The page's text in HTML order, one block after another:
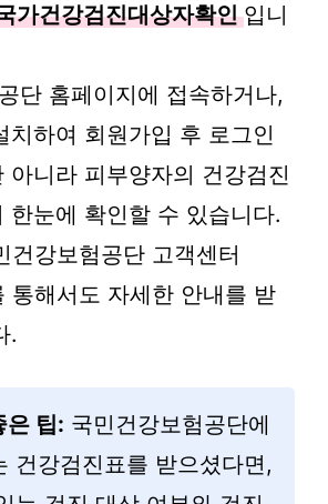
가건강검진대상자확인 입니
단 홈페이지에 접속하거나,
치하여 회원가입 후 로그인
아니라 피부양자의 건강검진
한눈에 확인할 수 있습니다.
건강보험공단 고객센터
통해서도 자세한 안내를 받
.
은 팁: 국민건강보험공단에
건강검진표를 받으셨다면,